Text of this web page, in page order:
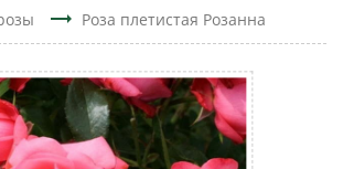
trending_flat Роза плетистая Розанна